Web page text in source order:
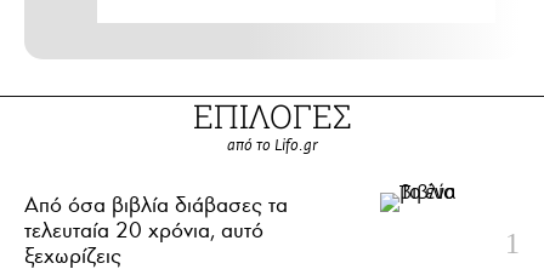
ΕΠΙΛΟΓΕΣ
από το Lifo.gr
Από όσα βιβλία διάβασες τα
τελευταία 20 χρόνια, αυτό
ξεχωρίζεις